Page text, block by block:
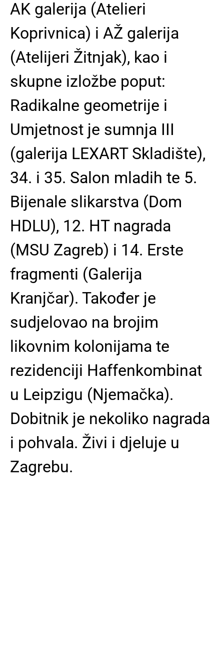
AK galerija (Atelieri
Koprivnica) i AŽ galerija
(Atelijeri Žitnjak), kao i
skupne izložbe poput:
Radikalne geometrije i
Umjetnost je sumnja III
(galerija LEXART Skladište),
34. i 35. Salon mladih te 5.
Bijenale slikarstva (Dom
HDLU), 12. HT nagrada
(MSU Zagreb) i 14. Erste
fragmenti (Galerija
Kranjčar). Također je
sudjelovao na brojim
likovnim kolonijama te
rezidenciji Haffenkombinat
u Leipzigu (Njemačka).
Dobitnik je nekoliko nagrada
i pohvala. Živi i djeluje u
Zagrebu.